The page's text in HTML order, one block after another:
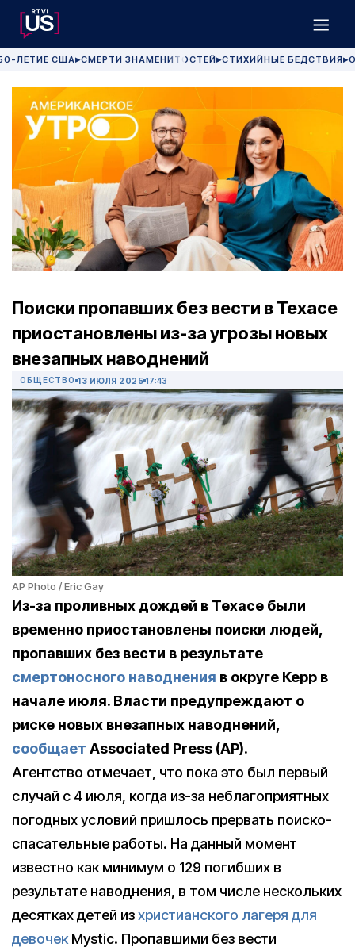
ЛЕТИЕ США▶СМЕРТИ ЗНАМЕНИТОСТЕЙ▶СТИХИЙНЫЕ БЕДСТВИЯ▶
Поиски пропавших без вести в Техасе
приостановлены из-за угрозы новых
внезапных наводнений
ОБЩЕСТВО 13 ИЮЛЯ 2025 17:43
AP Photo / Eric Gay
Из-за проливных дождей в Техасе были
временно приостановлены поиски людей,
пропавших без вести в результате
смертоносного наводнения в округе Керр в
начале июля. Власти предупреждают о
риске новых внезапных наводнений,
сообщает Associated Press (AP).
Агентство отмечает, что пока это был первый
случай с 4 июля, когда из-за неблагоприятных
погодных условий пришлось прервать поиско-
спасательные работы. На данный момент
известно как минимум о 129 погибших в
результате наводнения, в том числе нескольких
десятках детей изхристианского лагеря для
девочекMystic. Пропавшими без вести